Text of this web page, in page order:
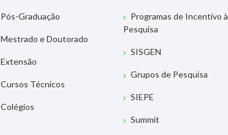
Pós-Graduação
Mestrado e Doutorado
Extensão
Cursos Técnicos
Colégios
Programas de Incentivo à
Pesquisa
SISGEN
Grupos de Pesquisa
SIEPE
Summit